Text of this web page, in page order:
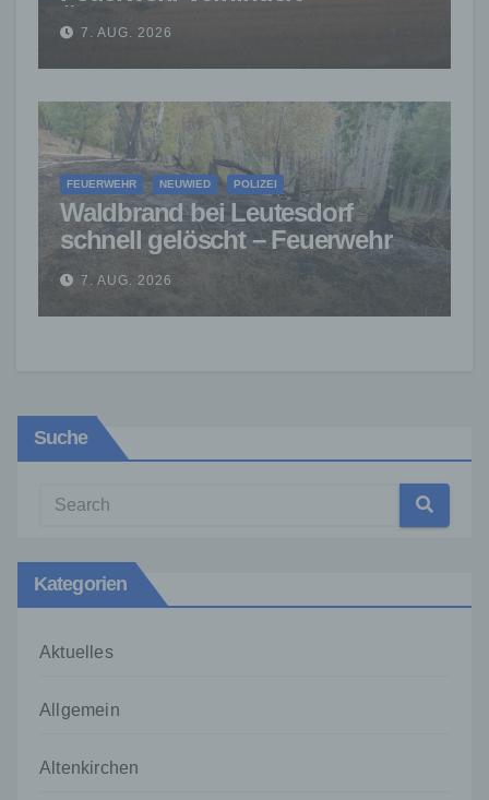
Übergreifen auf Waldgebiet
7. AUG. 2026
FEUERWEHR NEUWIED POLIZEI
Waldbrand bei Leutesdorf
schnell gelöscht – Feuerwehr
warnt vor erhöhter Brandgefahr
7. AUG. 2026
Suche
Kategorien
Aktuelles
Allgemein
Altenkirchen